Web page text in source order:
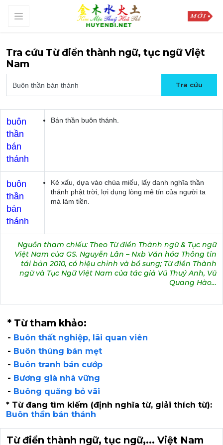
Tra cứu Từ điển thành ngữ, tục ngữ Việt
Nam
buôn
thần
bán
thánh
Bán thần buôn thánh.
buôn
thần
bán
thánh
Kẻ xấu, dựa vào chùa miếu, lấy danh nghĩa thần
thánh phật trời, lợi dụng lòng mê tín của người ta
mà làm tiền.
Nguồn tham chiếu: Theo Từ điển Thành ngữ & Tục ngữ
Việt Nam của GS. Nguyễn Lân – Nxb Văn hóa Thông tin
tái bản 2010, có hiệu chỉnh và bổ sung; Từ điển Thành
ngữ và Tục Ngữ Việt Nam của tác giả Vũ Thuý Anh, Vũ
Quang Hào…
* Từ tham khảo:
- Buôn thất nghiệp, lãi quan viên
- Buôn thúng bán mẹt
- Buôn tranh bán cướp
- Bương già nhà vững
- Buông quăng bỏ vãi
* Từ đang tìm kiếm (định nghĩa từ, giải thích từ):
Buôn thần bán thánh
Từ điển thành ngữ, tục ngữ,... Việt Nam